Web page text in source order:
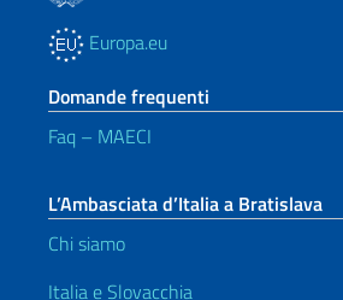
Europa.eu
Domande frequenti
Faq – MAECI
L’Ambasciata d’Italia a Bratislava
Chi siamo
Italia e Slovacchia